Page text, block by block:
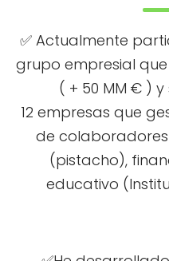
✅ Actualmente
grupo empresial
( + 50 MM € )
12 empresas que
de
(pistacho),
educativo